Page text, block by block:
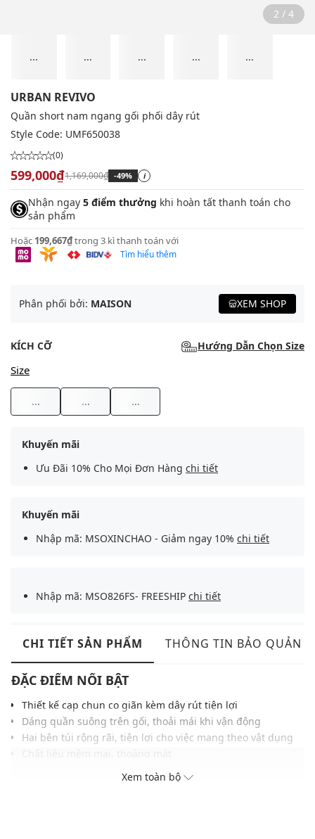
2 / 4
... ... ... ... ...
URBAN REVIVO
Quần short nam ngang gối phối dây rút
Style Code: UMF650038
(0)
599,000₫1,169,000₫ -49% i
Nhận ngay 5 điểm thưởng khi hoàn tất thanh toán cho
sản phẩm
Hoặc 199,667₫trong 3 kì thanh toán với
Tìm hiểu thêm
Phân phối bởi: MAISON XEM SHOP
KÍCH CỠ Hướng Dẫn Chọn Size
Size
... ... ...
Khuyến mãi
Ưu Đãi 10% Cho Mọi Đơn Hàng chi tiết
Khuyến mãi
Nhập mã: MSOXINCHAO - Giảm ngay 10% chi tiết
Nhập mã: MSO826FS- FREESHIP chi tiết
CHI TIẾT SẢN PHẨM THÔNG TIN BẢO QUẢN
ĐẶC ĐIỂM NỔI BẬT
Thiết kế cạp chun co giãn kèm dây rút tiện lợi
Dáng quần suông trên gối, thoải mái khi vận động
Hai bên túi rộng rãi, tiện lợi cho việc mang theo vật dụng
Màu sắc dễ phối với nhiều trang phục, phụ kiện
Xem toàn bộ